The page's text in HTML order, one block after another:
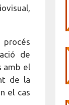
procés
de
amb el
de la
el cas